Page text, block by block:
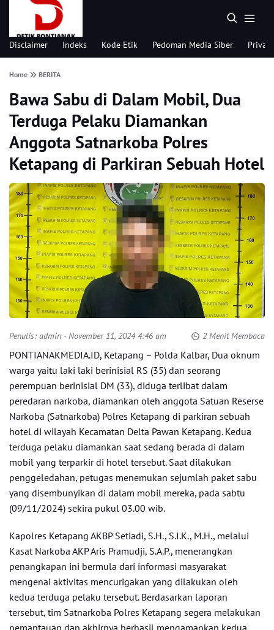
Disclaimer Indeks Kode Etik Pedoman Media Siber
Home BERITA
Bawa Sabu di Dalam Mobil, Dua
Terduga Pelaku Diamankan
Anggota Satnarkoba Polres
Ketapang di Parkiran Sebuah Hotel
Penulis: admin - November 11, 2024 4:46 am 2 Menit Membaca
PONTIANAKMEDIA.ID, Ketapang – Polda Kalbar, Dua oknum
warga yaitu laki laki berinisial RS (35) dan seorang
perempuan berinisial DM (33), diduga terlibat dalam
peredaran narkoba, diamankan oleh anggota Satuan Reserse
Narkoba (Satnarkoba) Polres Ketapang di parkiran sebuah
hotel di wilayah Kecamatan Delta Pawan Ketapang. Kedua
terduga pelaku diamankan saat sedang berada di dalam
mobil yang terparkir di hotel tersebut. Saat dilakukan
penggeledahan, petugas menemukan sejumlah paket sabu
yang disembunyikan di dalam mobil mereka, pada sabtu
(09/11/2024) sekira pukul 03.00 wib.
Kapolres Ketapang AKBP Setiadi, S.H., S.I.K., M.H., melalui
Kasat Narkoba AKP Aris Pramudji, S.A.P., menerangkan
penangkapan ini bermula dari informasi masyarakat
mengenai aktivitas mencurigakan yang dilakukan oleh
kedua terduga pelaku tersebut. Berdasarkan laporan
tersebut, tim Satnarkoba Polres Ketapang segera melakukan
pemantauan dan akhirnya berhasil mengamankan kedua